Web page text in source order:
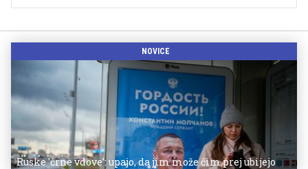
NOVICE
Ruske 'črne vdove': upajo, da jim može čim prej ubijejo